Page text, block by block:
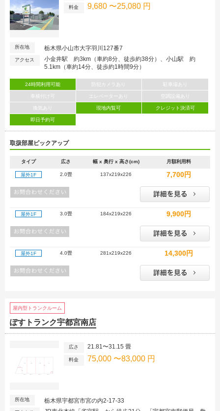
料金 9,680 〜25,080 円
所在地 栃木県小山市大字羽川127番7
アクセス
小金井駅 約3km（車約8分、徒歩約38分）、小山駅 約
5.1km（車約14分、徒歩約1時間9分）
24時間利用可能 防犯カメラあり 駐車場あり
車横付け可 エレベーターあり 空調設備あり
換気あり 現地内覧可 クレジット決済可
即日予約可
取扱部屋ピックアップ
タイプ 広さ 幅 x 奥行 x 高さ(cm) 月額利用料
屋外1F 2.0畳 137x219x226 7,700円
屋外1F 3.0畳 184x219x226 9,900円
屋外1F 4.0畳 281x219x226 14,300円
屋内型トランクルーム
ぽすトランク宇都宮南店
広さ 21.81〜31.15 畳
料金 75,000 〜83,000 円
所在地 栃木県宇都宮市宮の内2-17-33